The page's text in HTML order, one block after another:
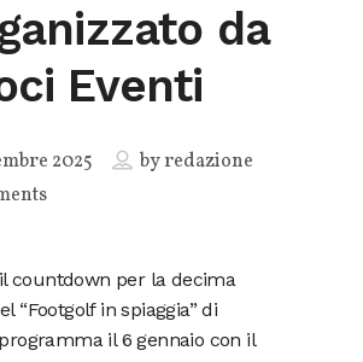
da
Eventi
2025 byredazione
il countdown per la decima
“Footgolf in spiaggia” di
il 6 gennaio con il